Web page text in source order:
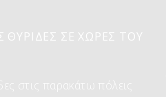
ΘΥΡΙΔΕΣ ΣΕ ΧΩΡΕΣ ΤΟΥ
στις παρακάτω πόλεις